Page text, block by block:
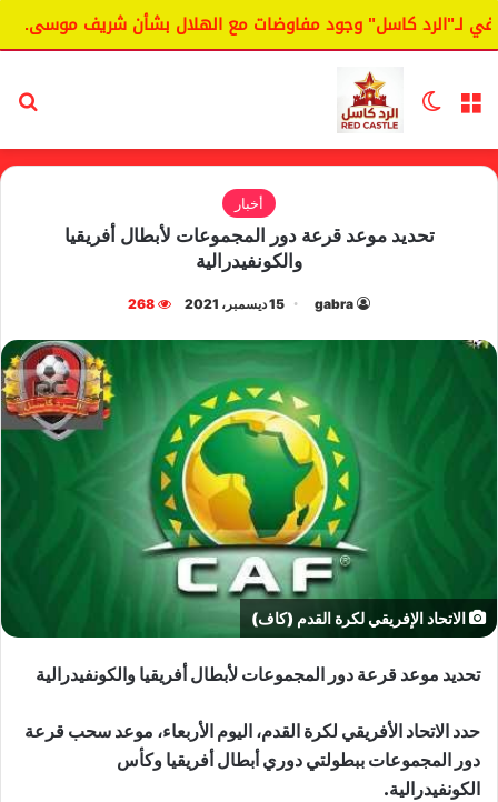
كاسل" وجود مفاوضات مع الهلال بشأن شريف موسى.
القائمة الوضع المظلم
أخبار
تحديد موعد قرعة دور المجموعات لأبطال أفريقيا
والكونفيدرالية
gabra 15 ديسمبر، 2021 268
الاتحاد الإفريقي لكرة القدم (كاف)
تحديد موعد قرعة دور المجموعات لأبطال أفريقيا والكونفيدرالية
حدد الاتحاد الأفريقي لكرة القدم، اليوم الأربعاء، موعد سحب قرعة
دور المجموعات ببطولتي دوري أبطال أفريقيا وكأس
الكونفيدرالية.